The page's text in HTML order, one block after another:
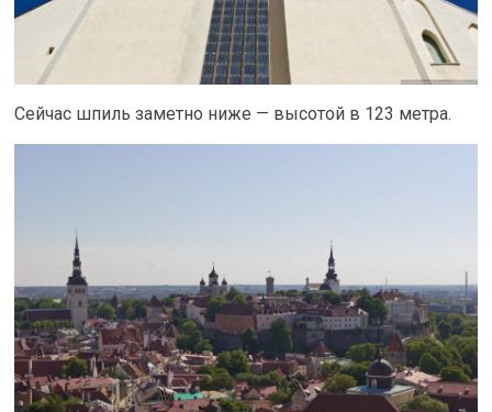
Сейчас шпиль заметно ниже — высотой в 123 метра.